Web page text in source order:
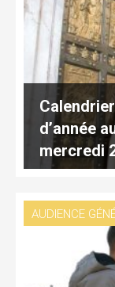
d’année
mercredi
AUDIENCE